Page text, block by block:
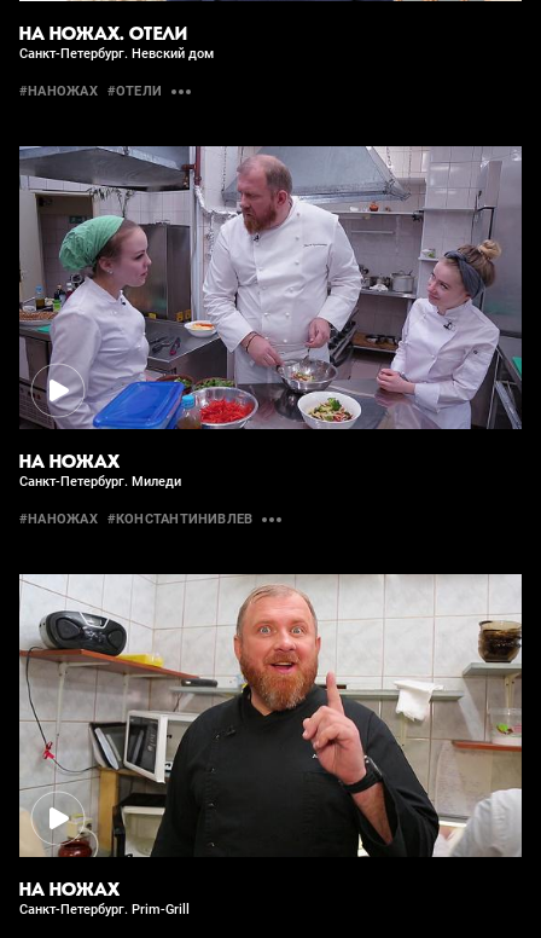
НА НОЖАХ. ОТЕЛИ
Санкт-Петербург. Невский дом
#НАНОЖАХ #ОТЕЛИ
НА НОЖАХ
Санкт-Петербург. Миледи
#НАНОЖАХ #КОНСТАНТИНИВЛЕВ
НА НОЖАХ
Санкт-Петербург. Prim-Grill